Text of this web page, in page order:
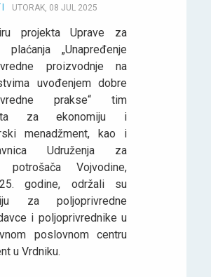
UTORAK, 08 JUL 2025
projekta Uprave za
plaćanja „Unapređenje
proizvodnje na
uvođenjem dobre
prakse“ tim
za ekonomiju i
menadžment, kao i
Udruženja za
potrošača Vojvodine,
godine, održali su
za poljoprivredne
i poljoprivrednike u
poslovnom centru
u Vrdniku.